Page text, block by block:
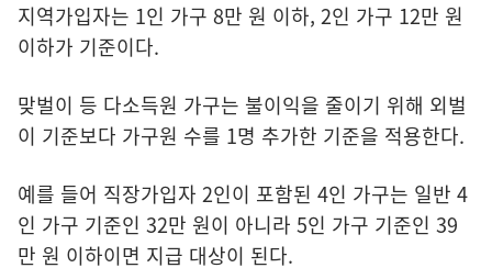
지역가입자는 1인 가구 8만 원 이하, 2인 가구 12만 원
이하가 기준이다.
맞벌이 등 다소득원 가구는 불이익을 줄이기 위해 외벌
이 기준보다 가구원 수를 1명 추가한 기준을 적용한다.
예를 들어 직장가입자 2인이 포함된 4인 가구는 일반 4
인 가구 기준인 32만 원이 아니라 5인 가구 기준인 39
만 원 이하이면 지급 대상이 된다.